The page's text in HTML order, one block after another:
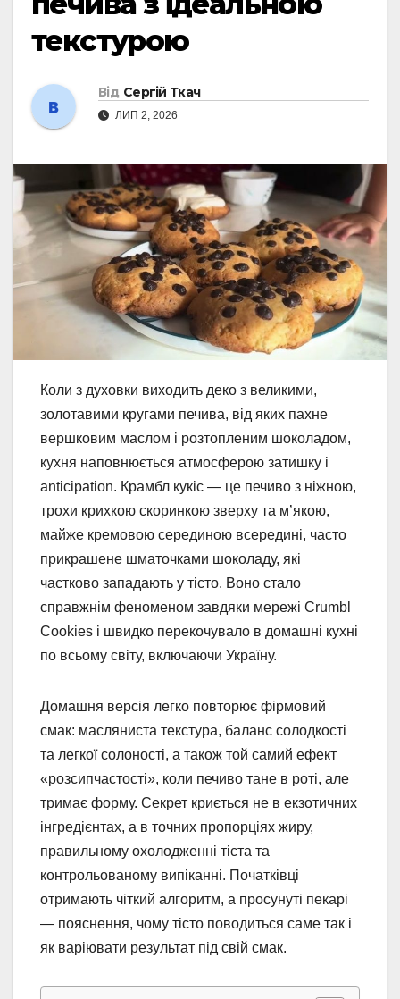
текстурою
Від Сергій Ткач
ЛИП 2, 2026
Коли з духовки виходить деко з великими,
золотавими кругами печива, від яких пахне
вершковим маслом і розтопленим шоколадом,
кухня наповнюється атмосферою затишку і
anticipation. Крамбл кукіс — це печиво з ніжною,
трохи крихкою скоринкою зверху та м’якою,
майже кремовою серединою всередині, часто
прикрашене шматочками шоколаду, які
частково западають у тісто. Воно стало
справжнім феноменом завдяки мережі Crumbl
Cookies і швидко перекочувало в домашні кухні
по всьому світу, включаючи Україну.
Домашня версія легко повторює фірмовий
смак: масляниста текстура, баланс солодкості
та легкої солоності, а також той самий ефект
«розсипчастості», коли печиво тане в роті, але
тримає форму. Секрет криється не в екзотичних
інгредієнтах, а в точних пропорціях жиру,
правильному охолодженні тіста та
контрольованому випіканні. Початківці
отримають чіткий алгоритм, а просунуті пекарі
— пояснення, чому тісто поводиться саме так і
як варіювати результат під свій смак.